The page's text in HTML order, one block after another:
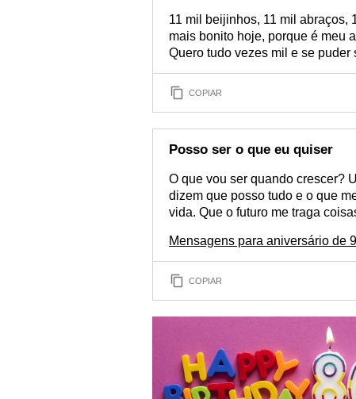
11 mil beijinhos, 11 mil abraços,
mais bonito hoje, porque é meu
Quero tudo vezes mil e se
COPIAR
Posso ser o que eu quiser
O que vou ser quando crescer?
dizem que posso tudo e o que
vida. Que o futuro me traga
Mensagens para aniversário de
COPIAR